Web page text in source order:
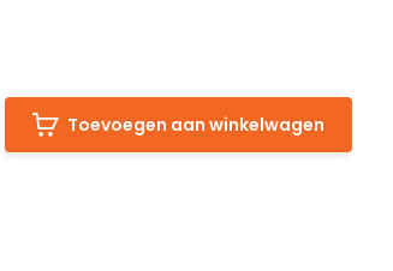
Toevoegen aan winkelwagen